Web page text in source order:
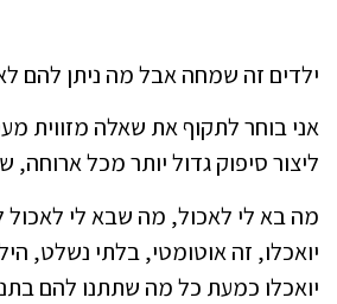
ילדים זה שמחה אבל מה ניתן להם
אני בוחר לתקוף את שאלה מזווית
ליצור סיפוק גדול יותר מכל ארוחה,
מה בא לי לאכול, מה שבא לי לאכול
יואכלו, זה אוטומטי, בלתי נשלט,
יואכלו כמעת כל מה שתתנו להם